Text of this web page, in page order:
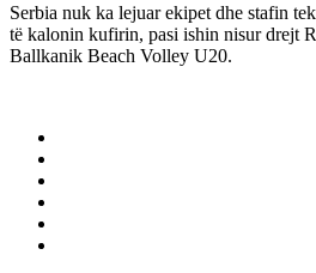
Serbia nuk ka lejuar ekipet dhe stafin
të kalonin kufirin, pasi ishin nisur drejt
Ballkanik Beach Volley U20.